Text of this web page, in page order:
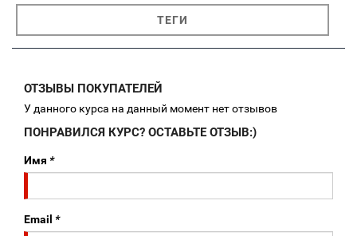
ТЕГИ
ОТЗЫВЫ ПОКУПАТЕЛЕЙ
У данного курса на данный момент нет отзывов
ПОНРАВИЛСЯ КУРС? ОСТАВЬТЕ ОТЗЫВ:)
Имя *
Email *